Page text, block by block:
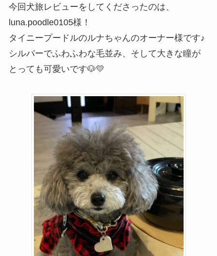
今回犬旅レビューをしてくださったのは、
luna.poodle0105様！
タイニープードルのルナちゃんのオーナー様です♪
シルバーでふわふわな毛並み、そして大きな瞳が
とっても可愛いです🐶💛